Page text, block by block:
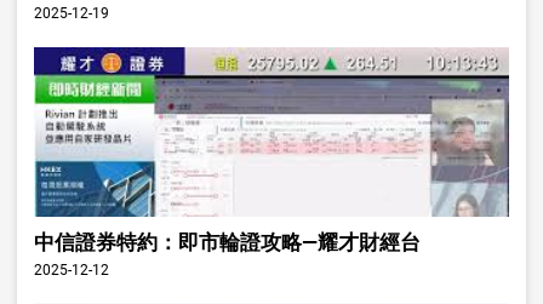
2025-12-19
中信證券特約：即市輪證攻略—耀才財經台
2025-12-12